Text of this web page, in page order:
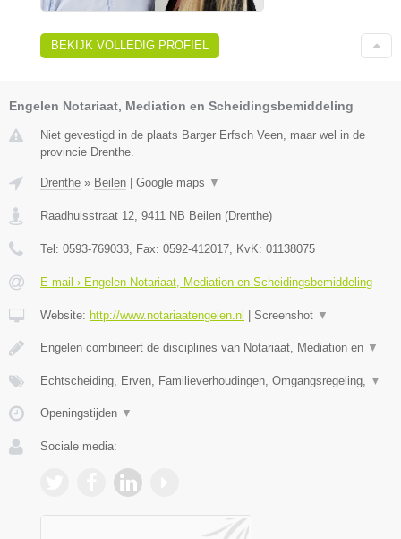
BEKIJK VOLLEDIG PROFIEL
Engelen Notariaat, Mediation en Scheidingsbemiddeling
Niet gevestigd in de plaats Barger Erfsch Veen, maar wel in de
provincie Drenthe.
Drenthe » Beilen Google maps ▼
Raadhuisstraat 12, 9411 NB Beilen (Drenthe)
Tel: 0593-769033, Fax: 0592-412017, KvK: 01138075
E-mail › Engelen Notariaat, Mediation en Scheidingsbemiddeling
Website: http://www.notariaatengelen.nl Screenshot ▼
Engelen combineert de disciplines van Notariaat, Mediation en ▼
Echtscheiding, Erven, Familieverhoudingen, Omgangsregeling, ▼
Openingstijden ▼
Sociale media: